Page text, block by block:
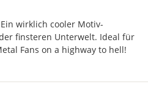
wirklich cooler Motiv-
finsteren Unterwelt. Ideal für
Fans on a highway to hell!